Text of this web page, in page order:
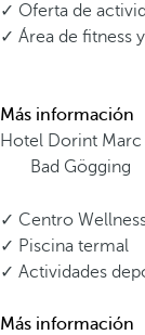
✓ Oferta de
✓ Área de fitness
Más información
Hotel Dorint Marc
Bad Gögging
✓ Centro
✓ Piscina termal
✓ Actividades
Más información